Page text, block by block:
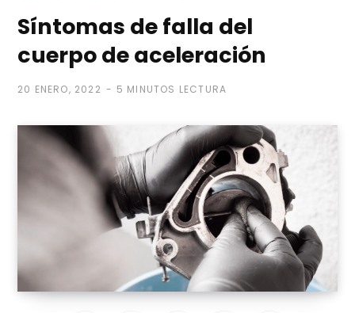
r
i
Síntomas de falla del
cuerpo de aceleración
20 ENERO, 2022 5 MINUTOS LECTURA